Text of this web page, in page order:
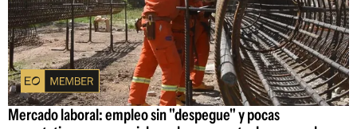
Mercado laboral: empleo sin "despegue" y pocas